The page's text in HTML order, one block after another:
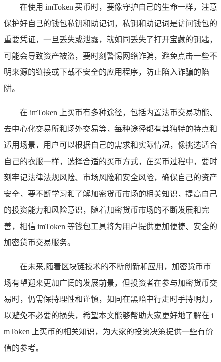
在使用 imToken 买币时，要像守护自己的生命一样，注意
保护好自己的钱包私钥和助记词，私钥和助记词是访问钱包的
重要凭证，一旦丢失或泄露，就如同丢失了打开宝藏的钥匙，
可能会导致资产被盗，要时刻警惕网络诈骗，避免点击一些不
明来源的链接或下载不安全的应用程序，防止陷入诈骗的陷
阱。
在 imToken 上买币有多种途径，包括内置法币交易功能、
去中心化交易所和场外交易等，每种途径都有其独特的特点和
适用场景，用户可以根据自己的需求和实际情况，像挑选适合
自己的衣服一样，选择合适的买币方式，在买币过程中，要时
刻牢记法律法规风险、市场风险和安全风险，确保自己的资产
安全，要不断学习和了解加密货币市场的相关知识，提高自己
的投资能力和风险意识，随着加密货币市场的不断发展和完
善，相信 imToken 等钱包工具将为用户提供更加便捷、安全的
加密货币交易服务。
在未来,随着区块链技术的不断创新和应用，加密货币市
场有望迎来更加广阔的发展前景，但投资者在参与加密货币交
易时，仍需保持理性和谨慎，如同在黑暗中行走时手持明灯，
以避免不必要的损失，希望本文能够帮助大家更好地了解在 i
mToken 上买币的相关知识，为大家的投资决策提供一些有价
值的参考。